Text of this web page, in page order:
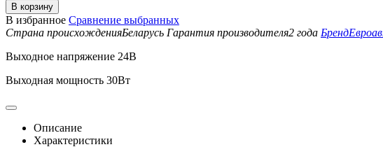
В корзину
В избранное Сравнение выбранных
Страна происхожденияБеларусь Гарантия производителя2 года Бренд
Выходное напряжение 24В
Выходная мощность 30Вт
Описание
Характеристики